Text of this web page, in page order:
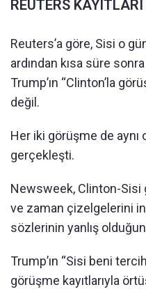
REUTERS
Reuters’a göre, Sisi o
ardından kısa süre
Trump’ın “Clinton’la
değil.
Her iki görüşme de aynı
gerçekleşti.
Newsweek, Clinton-
ve zaman çizelgelerini
sözlerinin yanlış
Trump’ın “Sisi beni
görüşme kayıtlarıyla